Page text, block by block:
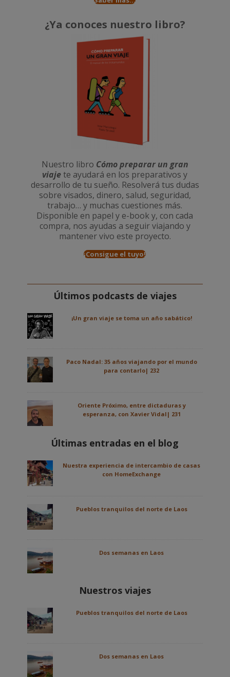
¿Ya conoces nuestro libro?
Nuestro libro Cómo preparar un gran
viajete ayudará en los preparativos y
desarrollo de tu sueño. Resolverá tus dudas
sobre visados, dinero, salud, seguridad,
trabajo… y muchas cuestiones más.
Disponible en papel y e-book y, con cada
compra, nos ayudas a seguir viajando y
mantener vivo este proyecto.
¡Consigue el tuyo!
Últimos podcasts de viajes
¡Un gran viaje se toma un año sabático!
Paco Nadal: 35 años viajando por el mundo
para contarlo| 232
Oriente Próximo, entre dictaduras y
esperanza, con Xavier Vidal| 231
Últimas entradas en el blog
Nuestra experiencia de intercambio de casas
con HomeExchange
Pueblos tranquilos del norte de Laos
Dos semanas en Laos
Nuestros viajes
Pueblos tranquilos del norte de Laos
Dos semanas en Laos